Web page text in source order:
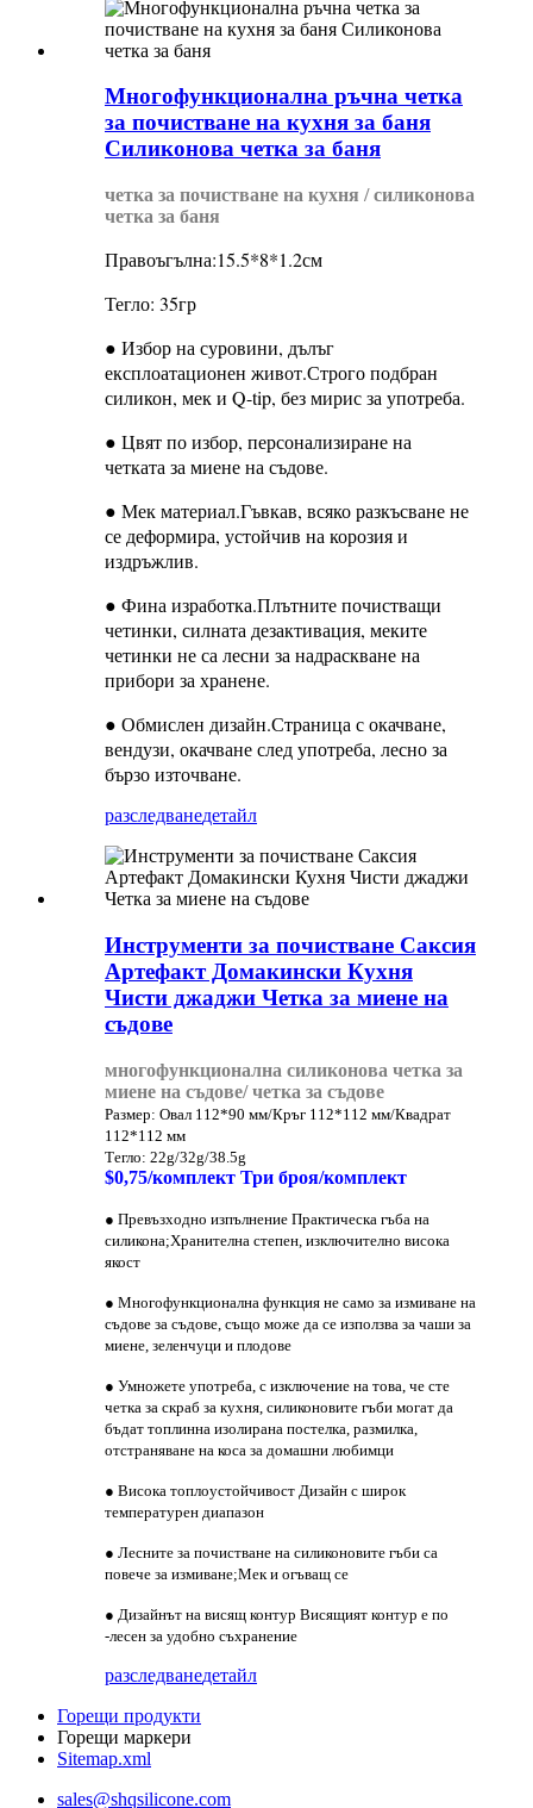
Многофункционална ръчна четка
за почистване на кухня за баня
Силиконова четка за баня
четка за почистване на кухня / силиконова
четка за баня
Правоъгълна:15.5*8*1.2см
Тегло: 35гр
● Избор на суровини, дълъг
експлоатационен живот.Строго подбран
силикон, мек и Q-tip, без мирис за употреба.
● Цвят по избор, персонализиране на
четката за миене на съдове.
● Мек материал.Гъвкав, всяко разкъсване не
се деформира, устойчив на корозия и
издръжлив.
● Фина изработка.Плътните почистващи
четинки, силната дезактивация, меките
четинки не са лесни за надраскване на
прибори за хранене.
● Обмислен дизайн.Страница с окачване,
вендузи, окачване след употреба, лесно за
бързо източване.
разследванедетайл
Инструменти за почистване Саксия
Артефакт Домакински Кухня
Чисти джаджи Четка за миене на
съдове
многофункционална силиконова четка за
миене на съдове/ четка за съдове
Размер: Овал 112*90 мм/Кръг 112*112 мм/Квадрат
112*112 мм
Тегло: 22g/32g/38.5g
$0,75/комплект Три броя/комплект
● Превъзходно изпълнение Практическа гъба на
силикона;Хранителна степен, изключително висока
якост
● Многофункционална функция не само за измиване на
съдове за съдове, също може да се използва за чаши за
миене, зеленчуци и плодове
● Умножете употреба, с изключение на това, че сте
четка за скраб за кухня, силиконовите гъби могат да
бъдат топлинна изолирана постелка, размилка,
отстраняване на коса за домашни любимци
● Висока топлоустойчивост Дизайн с широк
температурен диапазон
● Лесните за почистване на силиконовите гъби са
повече за измиване;Мек и огъващ се
● Дизайнът на висящ контур Висящият контур е по
-лесен за удобно съхранение
разследванедетайл
Горещи продукти
Горещи маркери
Sitemap.xml
sales@shqsilicone.com